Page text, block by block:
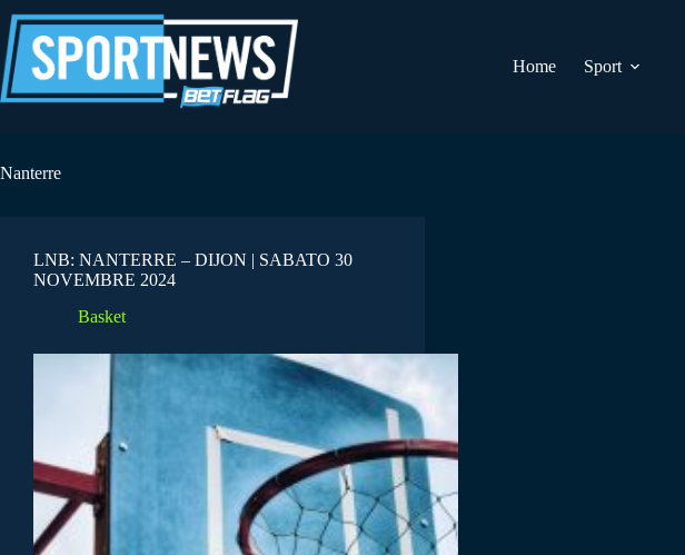
al
contenuto
Home
Sport
Nanterre
LNB: NANTERRE – DIJON | SABATO 30
NOVEMBRE 2024
Basket